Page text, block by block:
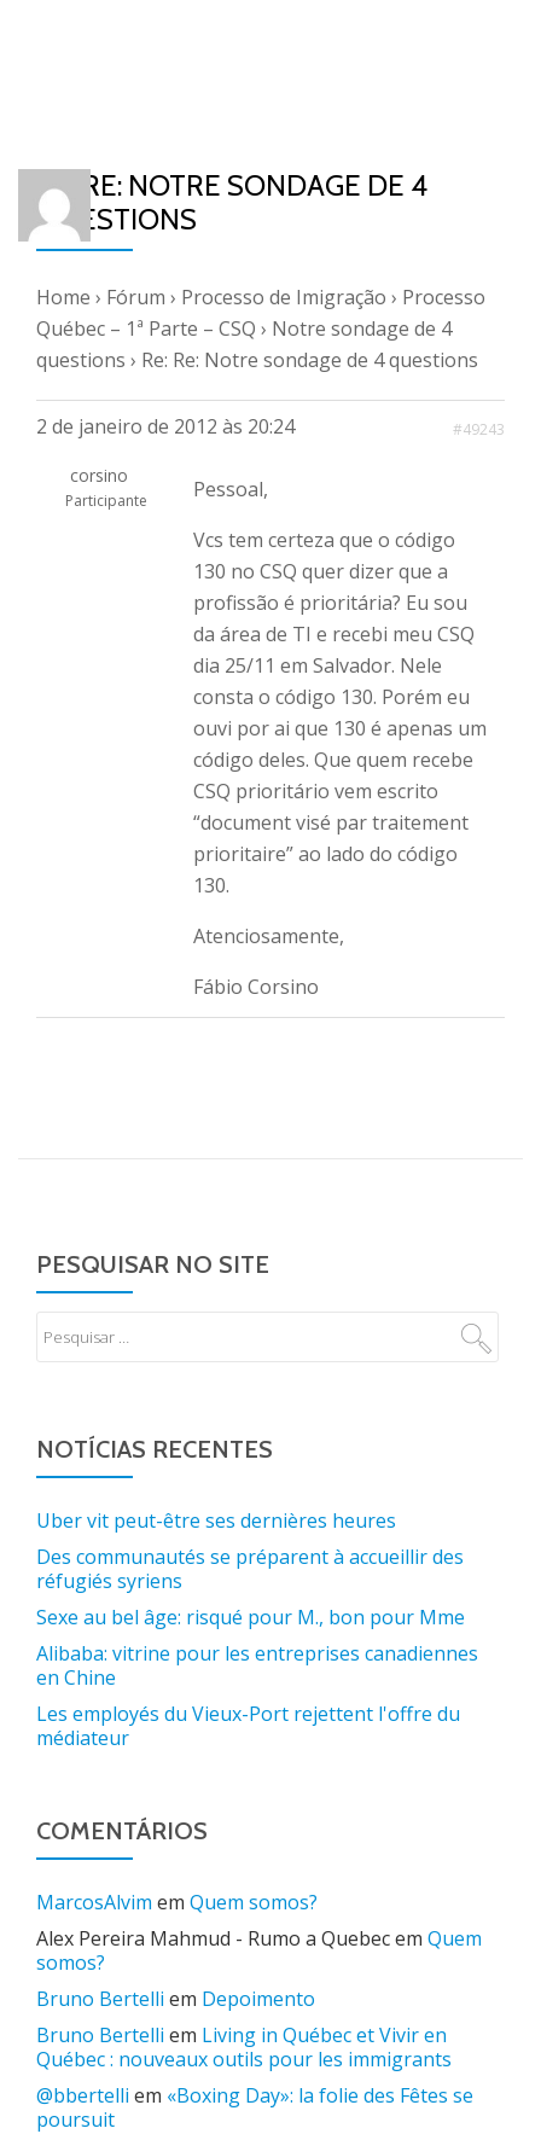
RE: RE: NOTRE SONDAGE DE 4
QUESTIONS
Home › Fórum › Processo de Imigração › Processo
Québec – 1ª Parte – CSQ › Notre sondage de 4
questions › Re: Re: Notre sondage de 4 questions
2 de janeiro de 2012 às 20:24 #49243
corsino
Participante
Pessoal,
Vcs tem certeza que o código
130 no CSQ quer dizer que a
profissão é prioritária? Eu sou
da área de TI e recebi meu CSQ
dia 25/11 em Salvador. Nele
consta o código 130. Porém eu
ouvi por ai que 130 é apenas um
código deles. Que quem recebe
CSQ prioritário vem escrito
“document visé par traitement
prioritaire” ao lado do código
130.
Atenciosamente,
Fábio Corsino
PESQUISAR NO SITE
NOTÍCIAS RECENTES
Uber vit peut-être ses dernières heures
Des communautés se préparent à accueillir des
réfugiés syriens
Sexe au bel âge: risqué pour M., bon pour Mme
Alibaba: vitrine pour les entreprises canadiennes
en Chine
Les employés du Vieux-Port rejettent l'offre du
médiateur
COMENTÁRIOS
MarcosAlvim em Quem somos?
Alex Pereira Mahmud - Rumo a Quebecem Quem
somos?
Bruno Bertelli em Depoimento
Bruno Bertelli em Living in Québec et Vivir en
Québec : nouveaux outils pour les immigrants
@bbertelli em «Boxing Day»: la folie des Fêtes se
poursuit